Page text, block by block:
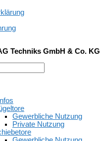
Techniks GmbH & Co. KG
Gewerbliche Nutzung
Private Nutzung